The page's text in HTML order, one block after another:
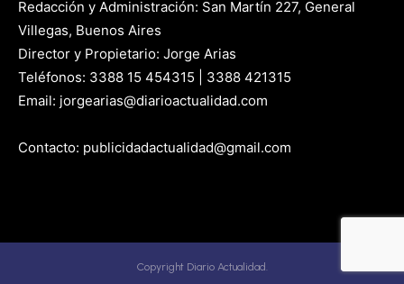
Redacción y Administración: San Martín 227, General
Villegas, Buenos Aires
Director y Propietario: Jorge Arias
Teléfonos: 3388 15 454315 | 3388 421315
Email: jorgearias@diarioactualidad.com
Contacto: publicidadactualidad@gmail.com
Copyright Diario Actualidad.